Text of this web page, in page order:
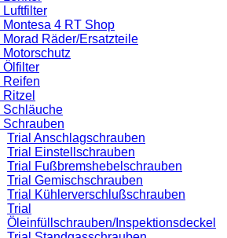
Luftfilter
Montesa 4 RT Shop
Morad Räder/Ersatzteile
Motorschutz
Ölfilter
Reifen
Schläuche
Schrauben
Trial Anschlagschrauben
Trial Einstellschrauben
Trial Fußbremshebelschrauben
Trial Gemischschrauben
Trial Kühlerverschlußschrauben
Trial
Öleinfüllschrauben/Inspektionsdeckel